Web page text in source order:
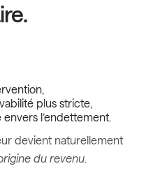
plus stricte,
l’endettement.
devient naturellement
du revenu.